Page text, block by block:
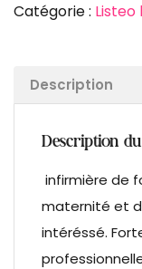
Catégorie : Listeo
Description
Description
infirmière de
maternité et
intéréssé.